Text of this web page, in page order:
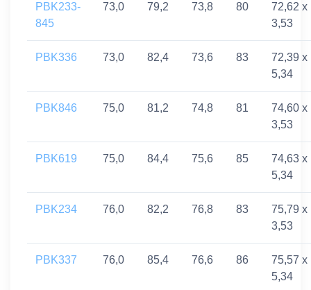
PBK233-
845
73,0 79,2 73,8 80
72,62 x
3,53
PBK336 73,0 82,4 73,6 83
72,39 x
5,34
PBK846 75,0 81,2 74,8 81
74,60 x
3,53
PBK619 75,0 84,4 75,6 85
74,63 x
5,34
PBK234 76,0 82,2 76,8 83
75,79 x
3,53
PBK337 76,0 85,4 76,6 86
75,57 x
5,34